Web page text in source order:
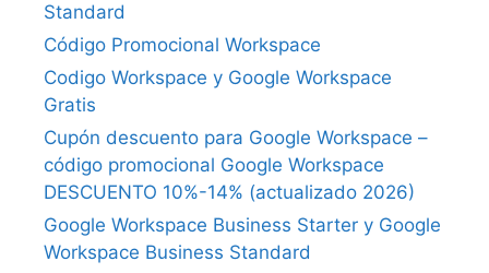
Standard
Código Promocional Workspace
Codigo Workspace y Google Workspace
Gratis
Cupón descuento para Google Workspace –
código promocional Google Workspace
DESCUENTO 10%-14% (actualizado 2026)
Google Workspace Business Starter y Google
Workspace Business Standard